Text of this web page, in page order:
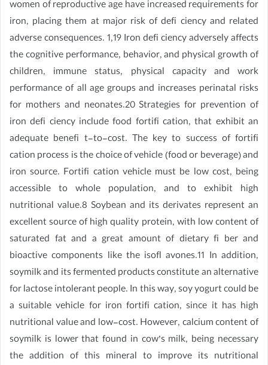
women of reproductive age have increased requirements for
iron, placing them at major risk of defi ciency and related
adverse consequences. 1,19 Iron defi ciency adversely affects
the cognitive performance, behavior, and physical growth of
children, immune status, physical capacity and work
performance of all age groups and increases perinatal risks
for mothers and neonates.20 Strategies for prevention of
iron defi ciency include food fortifi cation, that exhibit an
adequate benefi t-to-cost. The key to success of fortifi
cation process is the choice of vehicle (food or beverage) and
iron source. Fortifi cation vehicle must be low cost, being
accessible to whole population, and to exhibit high
nutritional value.8 Soybean and its derivates represent an
excellent source of high quality protein, with low content of
saturated fat and a great amount of dietary fi ber and
bioactive components like the isofl avones.11 In addition,
soymilk and its fermented products constitute an alternative
for lactose intolerant people. In this way, soy yogurt could be
a suitable vehicle for iron fortifi cation, since it has high
nutritional value and low-cost. However, calcium content of
soymilk is lower that found in cow’s milk, being necessary
the addition of this mineral to improve its nutritional